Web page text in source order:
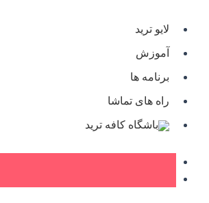
لایو ترید
آموزش
برنامه ها
راه های تماشا
باشگاه کافه ترید